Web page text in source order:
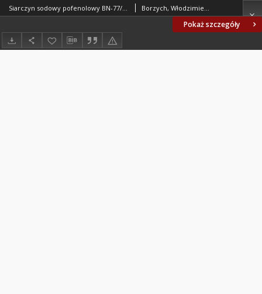
Pokaż szczegóły
Siarczyn sodowy pofenolowy BN-77/6016-21 Borzych, Włodzimierz; Radzińska, Ewa; Zakłady Chemiczne ORGANIKA-ZACHEM w Bydgoszczy. Oprac.